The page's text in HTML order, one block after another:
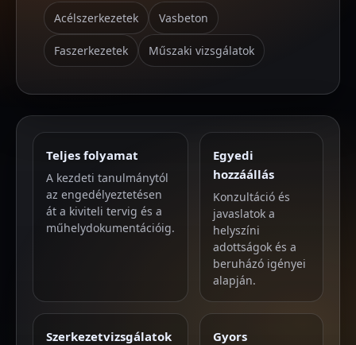
Acélszerkezetek Vasbeton
Faszerkezetek Műszaki vizsgálatok
Teljes folyamat
A kezdeti tanulmánytól
az engedélyeztetésen
át a kiviteli tervig és a
műhelydokumentációig.
Egyedi
hozzáállás
Konzultáció és
javaslatok a
helyszíni
adottságok és a
beruházó igényei
alapján.
Szerkezetvizsgálatok
Gyors